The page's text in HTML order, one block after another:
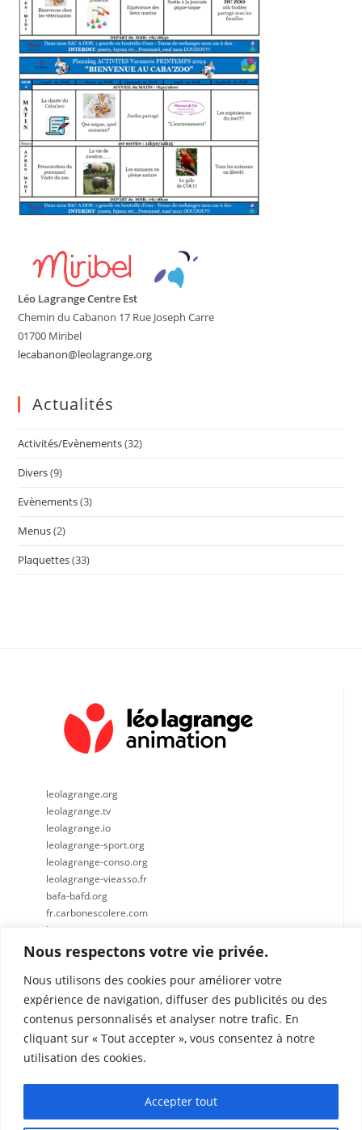
Nous respectons votre vie privée.
Nous utilisons des cookies pour améliorer votre
expérience de navigation, diffuser des publicités ou des
contenus personnalisés et analyser notre trafic. En
cliquant sur « Tout accepter », vous consentez à notre
utilisation des cookies.
Accepter tout
Léo Lagrange Centre Est
Chemin du Cabanon 17 Rue Joseph Carre
01700 Miribel
lecabanon@leolagrange.org
Actualités
Activités/Evènements(32)
Divers(9)
Evènements(3)
Menus(2)
Plaquettes(33)
leolagrange.org
leolagrange.tv
leolagrange.io
leolagrange-sport.org
leolagrange-conso.org
leolagrange-vieasso.fr
bafa-bafd.org
fr.carbonescolere.com
lespetitscitoyens.com
leolagrange-recrute.fr
Léo Lagrange Centre Est
Chemin du Cabanon
lecabanon@leolagrange.org